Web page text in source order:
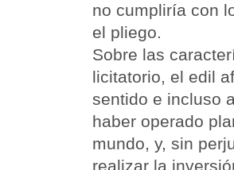
no cumpliría con
el pliego.
Sobre las
licitatorio, el edil
sentido e incluso
haber operado
mundo, y, sin
realizar la